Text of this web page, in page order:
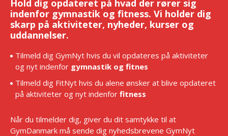
Hold dig opdateret på hvad der rører sig
indenfor gymnastik og fitness. Vi holder dig
skarp på aktiviteter, nyheder, kurser og
uddannelser.
Tilmeld dig GymNyt hvis du vil opdateres på aktiviteter
og nyt indenfor gymnastik og fitnes
Tilmeld dig FitNyt hvis du alene ønsker at blive opdateret
på aktiviteter og nyt indenfor fitness
Når du tilmelder dig, giver du dit samtykke til at
GymDanmark må sende dig nyhedsbrevene GymNyt